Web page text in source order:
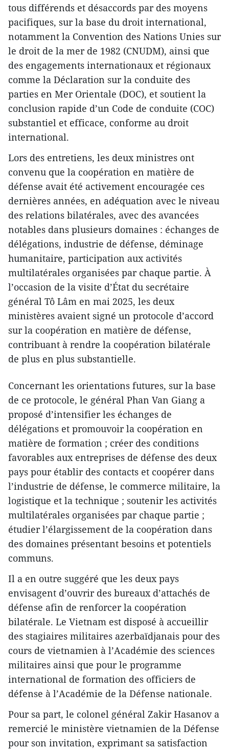
tous différends et désaccords par des moyens
pacifiques, sur la base du droit international,
notamment la Convention des Nations Unies sur
le droit de la mer de 1982 (CNUDM), ainsi que
des engagements internationaux et régionaux
comme la Déclaration sur la conduite des
parties en Mer Orientale (DOC), et soutient la
conclusion rapide d’un Code de conduite (COC)
substantiel et efficace, conforme au droit
international.
Lors des entretiens, les deux ministres ont
convenu que la coopération en matière de
défense avait été activement encouragée ces
dernières années, en adéquation avec le niveau
des relations bilatérales, avec des avancées
notables dans plusieurs domaines : échanges de
délégations, industrie de défense, déminage
humanitaire, participation aux activités
multilatérales organisées par chaque partie. À
l’occasion de la visite d’État du secrétaire
général Tô Lâm en mai 2025, les deux
ministères avaient signé un protocole d’accord
sur la coopération en matière de défense,
contribuant à rendre la coopération bilatérale
de plus en plus substantielle.
Concernant les orientations futures, sur la base
de ce protocole, le général Phan Van Giang a
proposé d’intensifier les échanges de
délégations et promouvoir la coopération en
matière de formation ; créer des conditions
favorables aux entreprises de défense des deux
pays pour établir des contacts et coopérer dans
l’industrie de défense, le commerce militaire, la
logistique et la technique ; soutenir les activités
multilatérales organisées par chaque partie ;
étudier l’élargissement de la coopération dans
des domaines présentant besoins et potentiels
communs.
Il a en outre suggéré que les deux pays
envisagent d’ouvrir des bureaux d’attachés de
défense afin de renforcer la coopération
bilatérale. Le Vietnam est disposé à accueillir
des stagiaires militaires azerbaïdjanais pour des
cours de vietnamien à l’Académie des sciences
militaires ainsi que pour le programme
international de formation des officiers de
défense à l’Académie de la Défense nationale.
Pour sa part, le colonel général Zakir Hasanov a
remercié le ministère vietnamien de la Défense
pour son invitation, exprimant sa satisfaction